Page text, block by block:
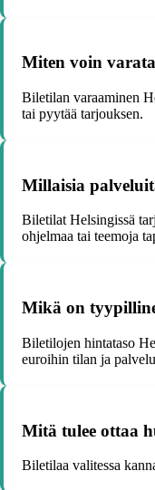
Miten voin
Biletilan varaaminen
tai pyytää tarjouksen.
Millaisia
Biletilat Helsingissä
ohjelmaa tai teemoja
Mikä on
Biletilojen hintataso
euroihin tilan ja
Mitä tulee ottaa
Biletilaa valitessa